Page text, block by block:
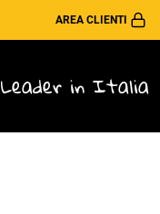
AREA CLIENTI
Leader in Italia